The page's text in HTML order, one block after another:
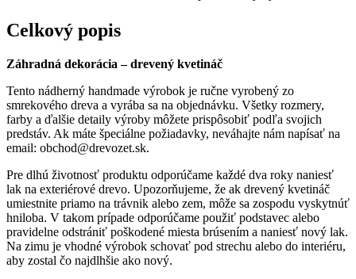
Celkový popis
Záhradná dekorácia – drevený kvetináč
Tento nádherný handmade výrobok je ručne vyrobený zo
smrekového dreva a vyrába sa na objednávku. Všetky rozmery,
farby a ďalšie detaily výroby môžete prispôsobiť podľa svojich
predstáv. Ak máte špeciálne požiadavky, neváhajte nám napísať na
email: obchod@drevozet.sk.
Pre dlhú životnosť produktu odporúčame každé dva roky naniesť
lak na exteriérové drevo. Upozorňujeme, že ak drevený kvetináč
umiestnite priamo na trávnik alebo zem, môže sa zospodu vyskytnúť
hniloba. V takom prípade odporúčame použiť podstavec alebo
pravidelne odstrániť poškodené miesta brúsením a naniesť nový lak.
Na zimu je vhodné výrobok schovať pod strechu alebo do interiéru,
aby zostal čo najdlhšie ako nový.